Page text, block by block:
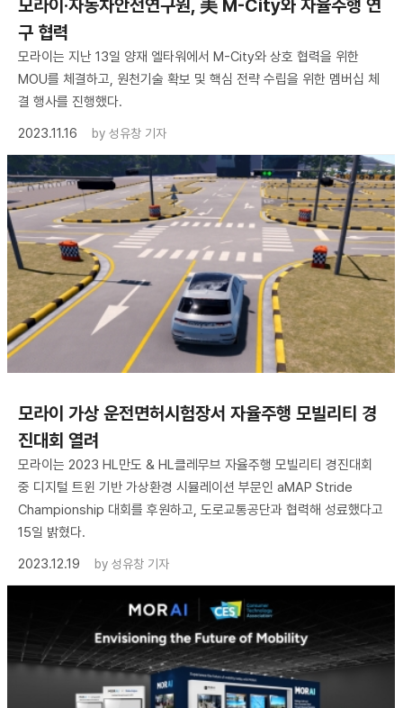
모라이·자동차안전연구원, 美 M-City와 자율주행 연
구 협력
모라이는 지난 13일 양재 엘타워에서 M-City와 상호 협력을 위한
MOU를 체결하고, 원천기술 확보 및 핵심 전략 수립을 위한 멤버십 체
결 행사를 진행했다.
2023.11.16
by 성유창 기자
모라이 가상 운전면허시험장서 자율주행 모빌리티 경
진대회 열려
모라이는 2023 HL만도 & HL클레무브 자율주행 모빌리티 경진대회
중 디지털 트윈 기반 가상환경 시뮬레이션 부문인 aMAP Stride
Championship 대회를 후원하고, 도로교통공단과 협력해 성료했다고
15일 밝혔다.
2023.12.19
by 성유창 기자